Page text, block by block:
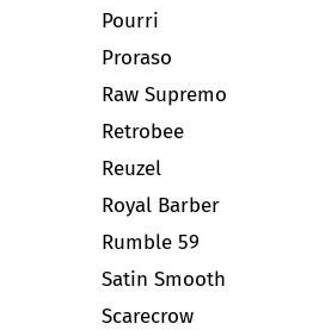
Pourri
Proraso
Raw Supremo
Retrobee
Reuzel
Royal Barber
Rumble 59
Satin Smooth
Scarecrow